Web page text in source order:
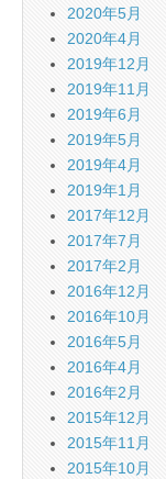
2020年5月
2020年4月
2019年12月
2019年11月
2019年6月
2019年5月
2019年4月
2019年1月
2017年12月
2017年7月
2017年2月
2016年12月
2016年10月
2016年5月
2016年4月
2016年2月
2015年12月
2015年11月
2015年10月